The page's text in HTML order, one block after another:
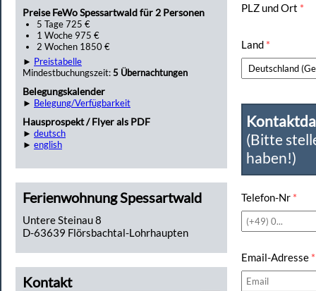
Preise FeWo Spessartwald für 2 Personen
5 Tage 725 €
1 Woche 975 €
2 Wochen 1850 €
► Preistabelle
Mindestbuchungszeit:5 Übernachtungen
Belegungskalender
► Belegung/Verfügbarkeit
Hausprospekt / Flyer als PDF
► deutsch
► english
Ferienwohnung Spessartwald
Untere Steinau 8
D-63639 Flörsbachtal-Lohrhaupten
Kontakt
PLZ und Ort *
Land *
(Bitte
haben!)
Telefon-Nr *
Email-Adresse *